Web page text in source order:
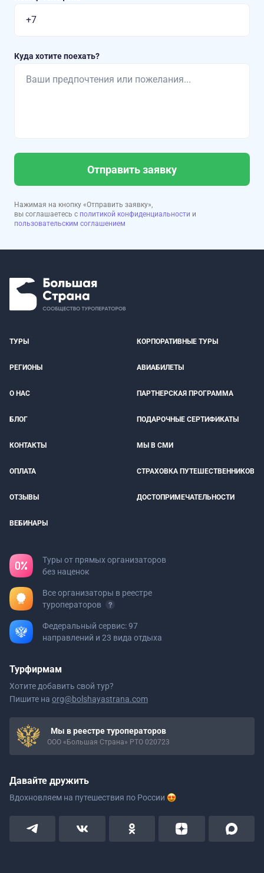
Куда хотите поехать?
Отправить заявку
Нажимая на кнопку «Отправить заявку»,
вы соглашаетесь с политикой конфиденциальности и
пользовательским соглашением
ТУРЫ КОРПОРАТИВНЫЕ ТУРЫ
РЕГИОНЫ АВИАБИЛЕТЫ
О НАС ПАРТНЕРСКАЯ ПРОГРАММА
БЛОГ ПОДАРОЧНЫЕ СЕРТИФИКАТЫ
КОНТАКТЫ МЫ В СМИ
ОПЛАТА СТРАХОВКА ПУТЕШЕСТВЕННИКОВ
ОТЗЫВЫ ДОСТОПРИМЕЧАТЕЛЬНОСТИ
ВЕБИНАРЫ
Туры от прямых организаторов
без наценок
Все организаторы в реестре
туроператоров
Федеральный сервис: 97
направлений и 23 вида отдыха
Турфирмам
Хотите добавить свой тур?
Пишите на org@bolshayastrana.com
Мы в реестре туроператоров
ООО «Большая Страна» РТО 020723
Давайте дружить
Вдохновляем на путешествия по России